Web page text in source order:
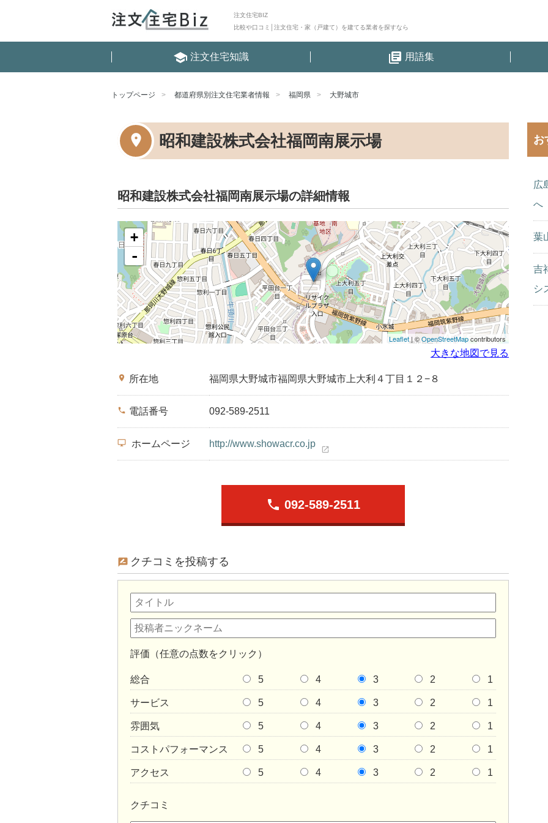
注文住宅BIZ
比較や口コミ│注文住宅・家（戸建て）を建てる業者を探すなら
school 注文住宅知識 library_books 用語集
トップページ 都道府県別注文住宅業者情報 福岡県 大野城市
昭和建設株式会社福岡南展示場
昭和建設株式会社福岡南展示場の詳細情報
+
-
Leaflet| ©OpenStreetMapcontributors
大きな地図で見る
place 所在地 福岡県大野城市福岡県大野城市上大利４丁目１２−８
phone 電話番号 092-589-2511
desktop_windows ホームページ http://www.showacr.co.jp
open_in_new
phone 092-589-2511
クチコミを投稿する
評価（任意の点数をクリック）
総合 5 4 3 2 1
サービス 5 4 3 2 1
雰囲気 5 4 3 2 1
コストパフォーマンス 5 4 3 2 1
アクセス 5 4 3 2 1
クチコミ
お
広
へ
葉
吉
シ